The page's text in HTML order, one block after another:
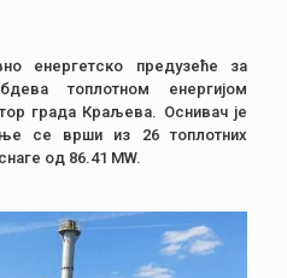
енергетско предузеће за
топлотном енергијом
града Краљева. Оснивач је
се врши из 26 топлотних
од 86.41 МW.